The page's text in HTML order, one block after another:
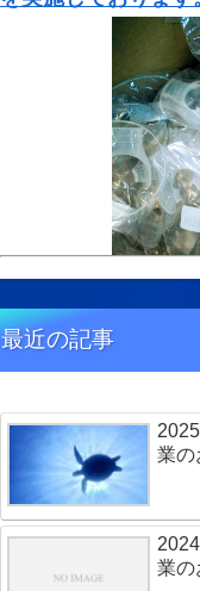
最近の記事
業の
業の